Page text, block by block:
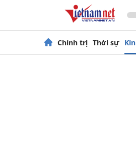
Chính trị Thời sự